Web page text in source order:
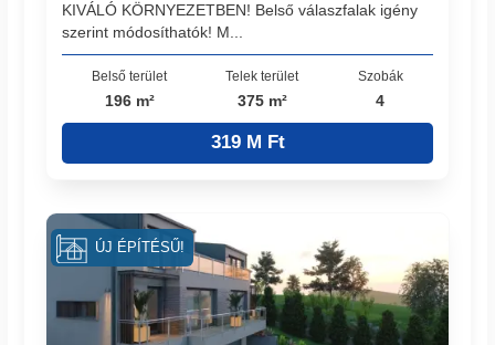
KIVÁLÓ KÖRNYEZETBEN! Belső válaszfalak igény
szerint módosíthatók! M...
Belső terület
196 m²
Telek terület
375 m²
Szobák
4
319 M Ft
ÚJ ÉPÍTÉSŰ!